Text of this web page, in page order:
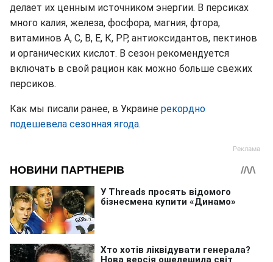
делает их ценным источником энергии. В персиках
много калия, железа, фосфора, магния, фтора,
витаминов А, С, В, Е, К, РР, антиоксидантов, пектинов
и органических кислот. В сезон рекомендуется
включать в свой рацион как можно больше свежих
персиков.
Как мы писали ранее, в Украине рекордно
подешевела сезонная ягода.